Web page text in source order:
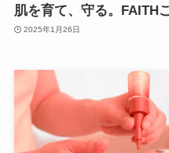
肌を育て、守る。FAITH
2025年1月26日